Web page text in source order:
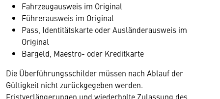
Fahrzeugausweis im Original
Führerausweis im Original
Pass, Identitätskarte oder Ausländerausweis im
Original
Bargeld, Maestro- oder Kreditkarte
Die Überführungsschilder müssen nach Ablauf der
Gültigkeit nicht zurückgegeben werden.
Fristverlängerungen und wiederholte Zulassung des